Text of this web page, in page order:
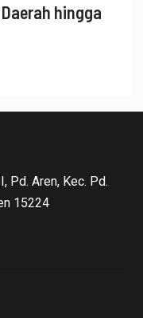
hingga
Pd. Aren, Kec. Pd.
15224